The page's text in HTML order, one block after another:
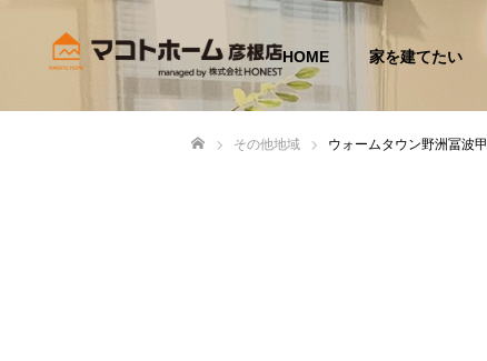
HOME 家を建てたい
その他地域 ウォームタウン野洲冨波甲